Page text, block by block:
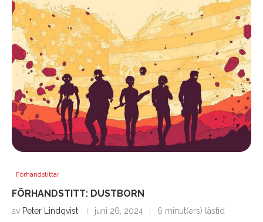
Förhandstittar
FÖRHANDSTITT: DUSTBORN
av Peter Lindqvist juni 26, 2024 6 minut(ers) lästid